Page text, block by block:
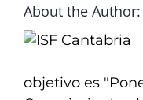
About the Author:
objetivo es